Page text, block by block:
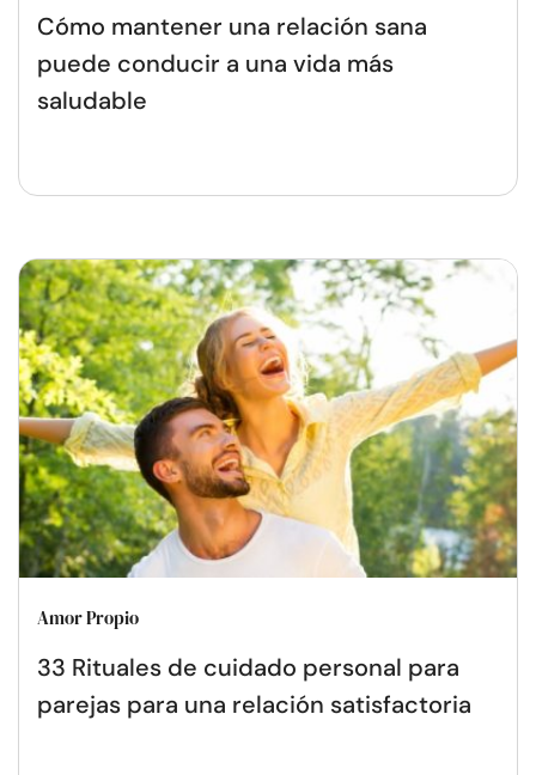
Cómo mantener una relación sana
puede conducir a una vida más
saludable
Amor Propio
33 Rituales de cuidado personal para
parejas para una relación satisfactoria